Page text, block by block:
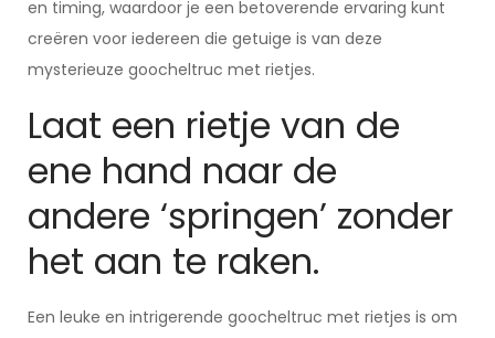
en timing, waardoor je een betoverende ervaring kunt
creëren voor iedereen die getuige is van deze
mysterieuze goocheltruc met rietjes.
Laat een rietje van de
ene hand naar de
andere ‘springen’ zonder
het aan te raken.
Een leuke en intrigerende goocheltruc met rietjes is om